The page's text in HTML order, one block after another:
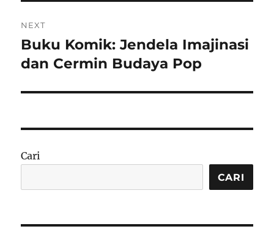
NEXT
Next
post:
Buku Komik: Jendela Imajinasi
dan Cermin Budaya Pop
Cari
CARI